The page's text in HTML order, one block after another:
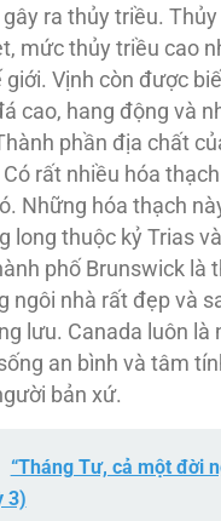
ra thủy triều.
mức thủy triều cao
giới. Vịnh còn được
cao, hang động và
phần địa chất
rất nhiều hóa
Những hóa thạch
long thuộc kỷ Trias
phố Brunswick là
ngôi nhà rất đẹp và
lưu. Canada luôn là
an bình và tâm
bản xứ.
“Tháng Tư, cả một đời
3)